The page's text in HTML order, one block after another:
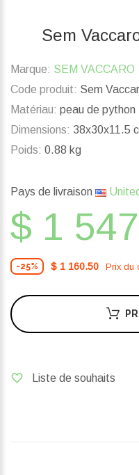
Sem
Marque: SEM VACCARO
Code produit: Sem
Matériau: peau de python
Dimensions: 38x30x11.5
Poids: 0.88 kg
Pays de livraison
$ 1
-25% $ 1 160.50 Prix ​​du
Liste de souhaits